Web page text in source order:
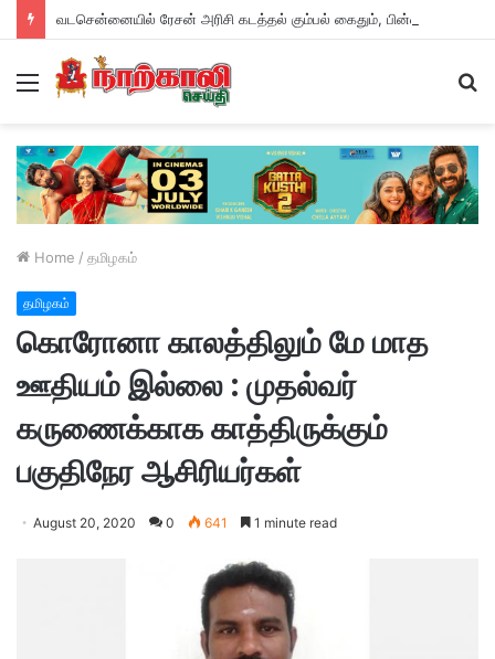
Menu
Home / தமிழகம்
தமிழகம்
கொரோனா காலத்திலும் மே மாத
ஊதியம் இல்லை : முதல்வர்
கருணைக்காக காத்திருக்கும்
பகுதிநேர ஆசிரியர்கள்
August 20, 2020 0 641 1 minute read